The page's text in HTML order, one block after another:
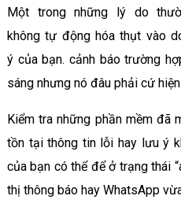
Một trong những lý do
không tự động hóa thụt vào
ý của bạn. cảnh báo trường
sáng nhưng nó đâu phải cứ
Kiểm tra những phần mềm đã
tồn tại thông tin lỗi hay lưu ý
của bạn có thể để ở trạng thái
thị thông báo hay WhatsApp